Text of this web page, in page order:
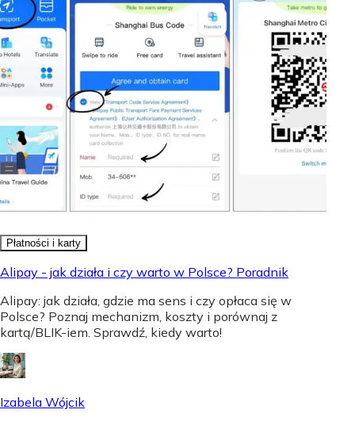
Płatności i karty
Alipay - jak działa i czy warto w Polsce? Poradnik
Alipay: jak działa, gdzie ma sens i czy opłaca się w
Polsce? Poznaj mechanizm, koszty i porównaj z
kartą/BLIK-iem. Sprawdź, kiedy warto!
Izabela Wójcik